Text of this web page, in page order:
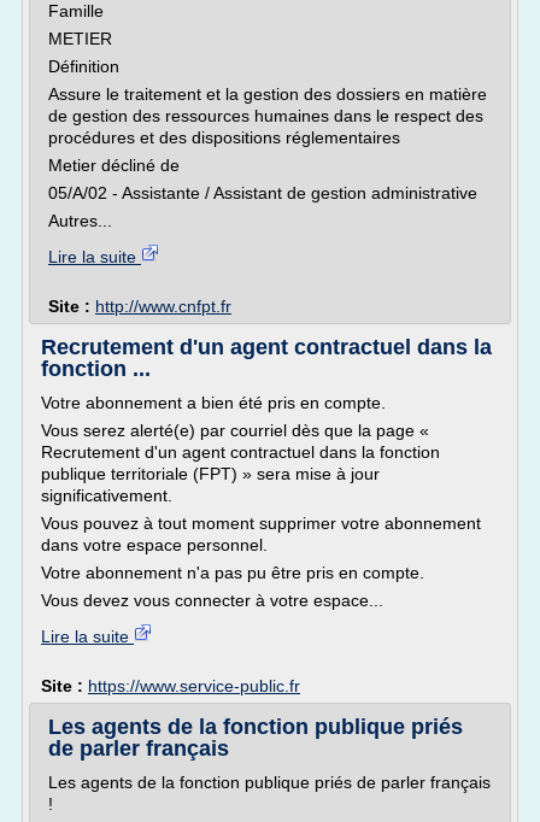
Famille
METIER
Définition
Assure le traitement et la gestion des dossiers en matière
de gestion des ressources humaines dans le respect des
procédures et des dispositions réglementaires
Metier décliné de
05/A/02 - Assistante / Assistant de gestion administrative
Autres...
Lire la suite
Site : http://www.cnfpt.fr
Recrutement d'un agent contractuel dans la
fonction ...
Votre abonnement a bien été pris en compte.
Vous serez alerté(e) par courriel dès que la page «
Recrutement d'un agent contractuel dans la fonction
publique territoriale (FPT) » sera mise à jour
significativement.
Vous pouvez à tout moment supprimer votre abonnement
dans votre espace personnel.
Votre abonnement n'a pas pu être pris en compte.
Vous devez vous connecter à votre espace...
Lire la suite
Site : https://www.service-public.fr
Les agents de la fonction publique priés
de parler français
Les agents de la fonction publique priés de parler français
!